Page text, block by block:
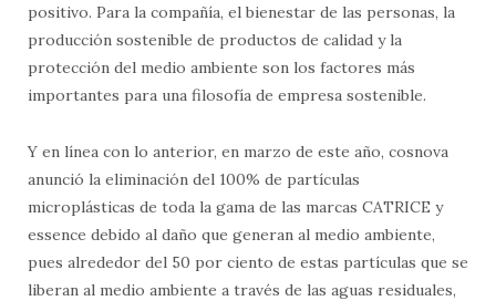
positivo. Para la compañía, el bienestar de las personas, la
producción sostenible de productos de calidad y la
protección del medio ambiente son los factores más
importantes para una filosofía de empresa sostenible.
Y en línea con lo anterior, en marzo de este año, cosnova
anunció la eliminación del 100% de partículas
microplásticas de toda la gama de las marcas CATRICE y
essence debido al daño que generan al medio ambiente,
pues alrededor del 50 por ciento de estas partículas que se
liberan al medio ambiente a través de las aguas residuales,